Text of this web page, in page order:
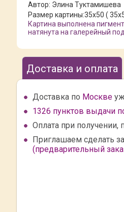
Автор: Элина Туктамишева
Размер картины:35x50 (
Картина выполнена
натянута на галерейный
Доставка и оплата
Доставка по Москве
1326 пунктов выдачи
Оплата при получении,
Приглашаем сделать
(предварительный